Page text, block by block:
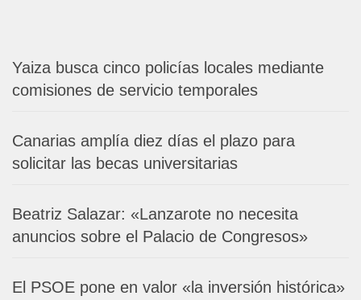
Yaiza busca cinco policías locales mediante
comisiones de servicio temporales
Canarias amplía diez días el plazo para
solicitar las becas universitarias
Beatriz Salazar: «Lanzarote no necesita
anuncios sobre el Palacio de Congresos»
El PSOE pone en valor «la inversión histórica»